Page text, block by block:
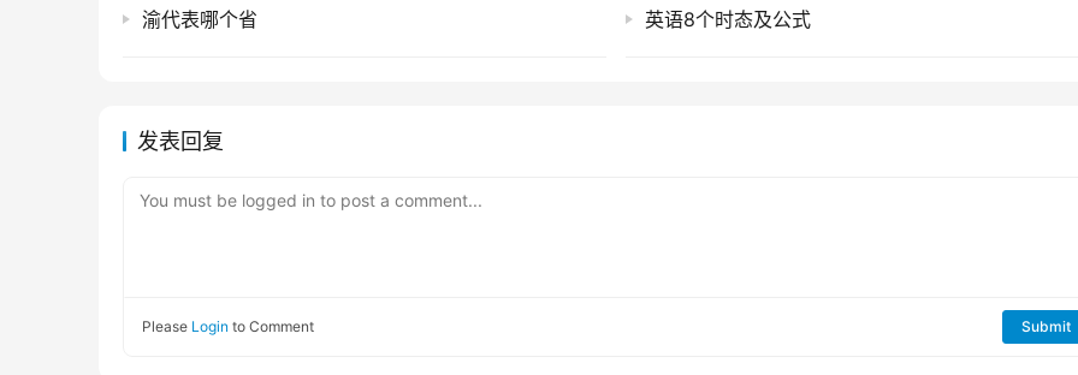
渝代表哪个省 英语8个时态及公式
发表回复
You must be logged in to post a comment...
Please Login to Comment Submit